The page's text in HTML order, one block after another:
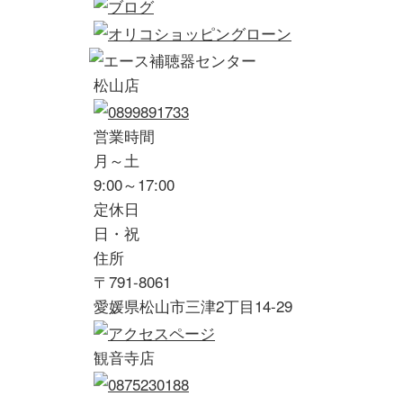
松山店
営業時間
月～土
9:00～17:00
定休日
日・祝
住所
〒791-8061
愛媛県松山市三津2丁目14-29
観音寺店